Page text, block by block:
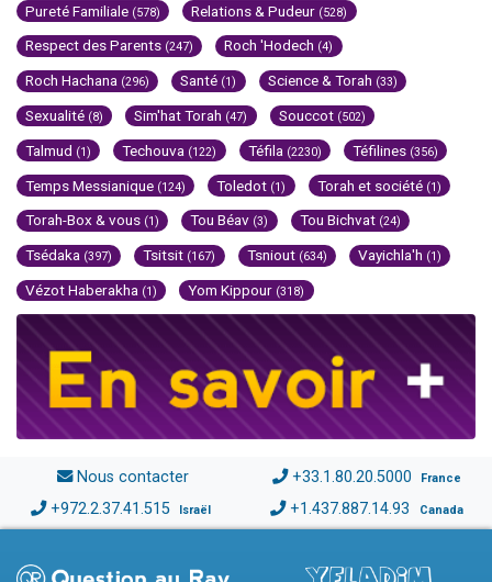
Pureté Familiale (578) Relations & Pudeur (528)
Respect des Parents (247) Roch 'Hodech (4)
Roch Hachana (296) Santé (1) Science & Torah (33)
Sexualité (8) Sim'hat Torah (47) Souccot (502)
Talmud (1) Techouva (122) Téfila (2230) Téfilines (356)
Temps Messianique (124) Toledot (1) Torah et société (1)
Torah-Box & vous (1) Tou Béav (3) Tou Bichvat (24)
Tsédaka (397) Tsitsit (167) Tsniout (634) Vayichla'h (1)
Vézot Haberakha (1) Yom Kippour (318)
Nous contacter +33.1.80.20.5000 France
+972.2.37.41.515 Israël +1.437.887.14.93 Canada